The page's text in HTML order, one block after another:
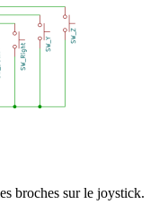
broches sur le joystick.